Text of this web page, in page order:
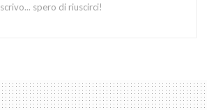
scrivo... spero di riuscirci!